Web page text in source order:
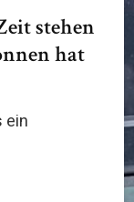
stehen
hat
ein